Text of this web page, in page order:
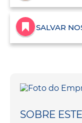
SALVAR
SOBRE